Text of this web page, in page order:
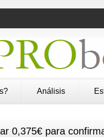
Análisis
0,375€ para